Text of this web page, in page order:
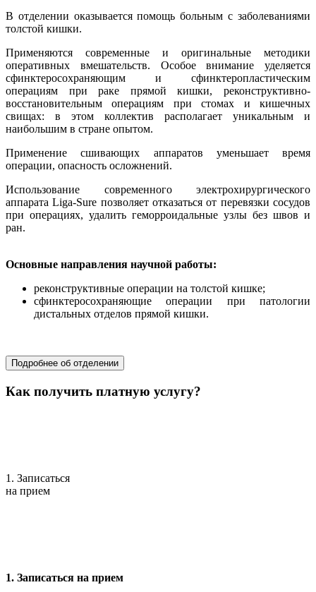
В отделении оказывается помощь больным с заболеваниями
толстой кишки.
Применяются современные и оригинальные методики
оперативных вмешательств. Особое внимание уделяется
сфинктеросохраняющим и сфинктеропластическим
операциям при раке прямой кишки, реконструктивно-
восстановительным операциям при стомах и кишечных
свищах: в этом коллектив располагает уникальным и
наибольшим в стране опытом.
Применение сшивающих аппаратов уменьшает время
операции, опасность осложнений.
Использование современного электрохирургического
аппарата Liga-Sure позволяет отказаться от перевязки сосудов
при операциях, удалить геморроидальные узлы без швов и
ран.
Основные направления научной работы:
реконструктивные операции на толстой кишке;
сфинктеросохраняющие операции при патологии
дистальных отделов прямой кишки.
Подробнее об отделении
Как получить платную услугу?
1. Записаться
на прием
1. Записаться на прием